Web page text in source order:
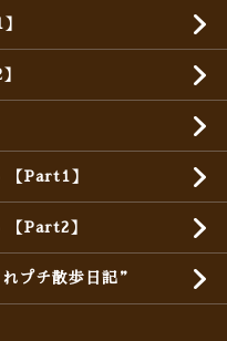
【Part1】
【Part2】
プチ散歩日記”